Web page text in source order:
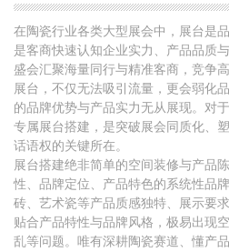
在陶瓷行业各类大型展会中，展台是
是客商快速认知企业实力、产品品质
盛会汇聚海量同行与精准客商，竞争
展台，不仅无法吸引流量，更会弱化
的品牌优势与产品实力无从展现。对
专属展台搭建，是突破展会同质化、
话语权的关键所在。
展台搭建绝非简单的空间装修与产品
性、品牌定位、产品特色的系统性品
砖、艺术瓷等产品质感独特、展示要
贴合产品特性与品牌风格，极易出现
乱等问题。唯有深耕陶瓷赛道、懂产